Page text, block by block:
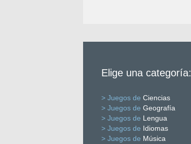
Elige una categoría:
> Juegos de Ciencias
> Juegos de Geografía
> Juegos de Lengua
> Juegos de Idiomas
> Juegos de Música